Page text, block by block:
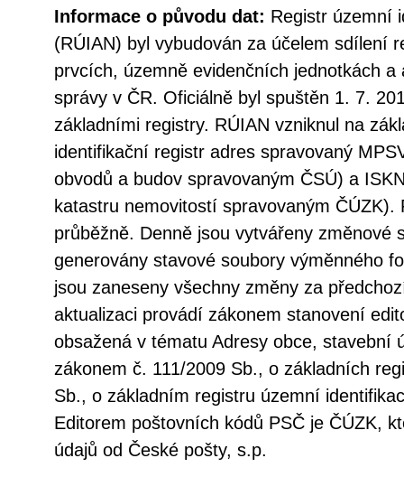
Informace o původu dat: Registr územní
(RÚIAN) byl vybudován za účelem sdílení
prvcích, územně evidenčních jednotkách
správy v ČR. Oficiálně byl spuštěn 1. 7.
základními registry. RÚIAN vzniknul na
identifikační registr adres spravovaný
obvodů a budov spravovaným ČSÚ) a
katastru nemovitostí spravovaným ČÚZK).
průběžně. Denně jsou vytvářeny změnové
generovány stavové soubory výměnného
jsou zaneseny všechny změny za
aktualizaci provádí zákonem stanovení
obsažená v tématu Adresy obce, stavební
zákonem č. 111/2009 Sb., o základních
Sb., o základním registru územní
Editorem poštovních kódů PSČ je ČÚZK,
údajů od České pošty, s.p.